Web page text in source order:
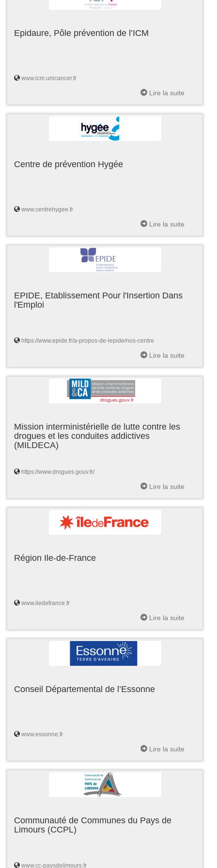
Epidaure, Pôle prévention de l’ICM
www.icm.unicancer.fr
Lire la suite
Centre de prévention Hygée
www.centrehygee.fr
Lire la suite
EPIDE, Etablissement Pour l'Insertion Dans
l'Emploi
https://www.epide.fr/a-propos-de-lepide/nos-centre
Lire la suite
Mission interministérielle de lutte contre les
drogues et les conduites addictives
(MILDECA)
https://www.drogues.gouv.fr/
Lire la suite
Région Ile-de-France
www.iledefrance.fr
Lire la suite
Conseil Départemental de l’Essonne
www.essonne.fr
Lire la suite
Communauté de Communes du Pays de
Limours (CCPL)
www.cc-paysdelimours.fr